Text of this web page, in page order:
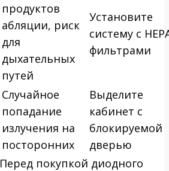
продуктов
абляции, риск
для
дыхательных
путей
Установите
систему с
фильтрами
Случайное
попадание
излучения на
посторонних
Выделите
кабинет с
блокируемой
дверью
Перед покупкой диодного